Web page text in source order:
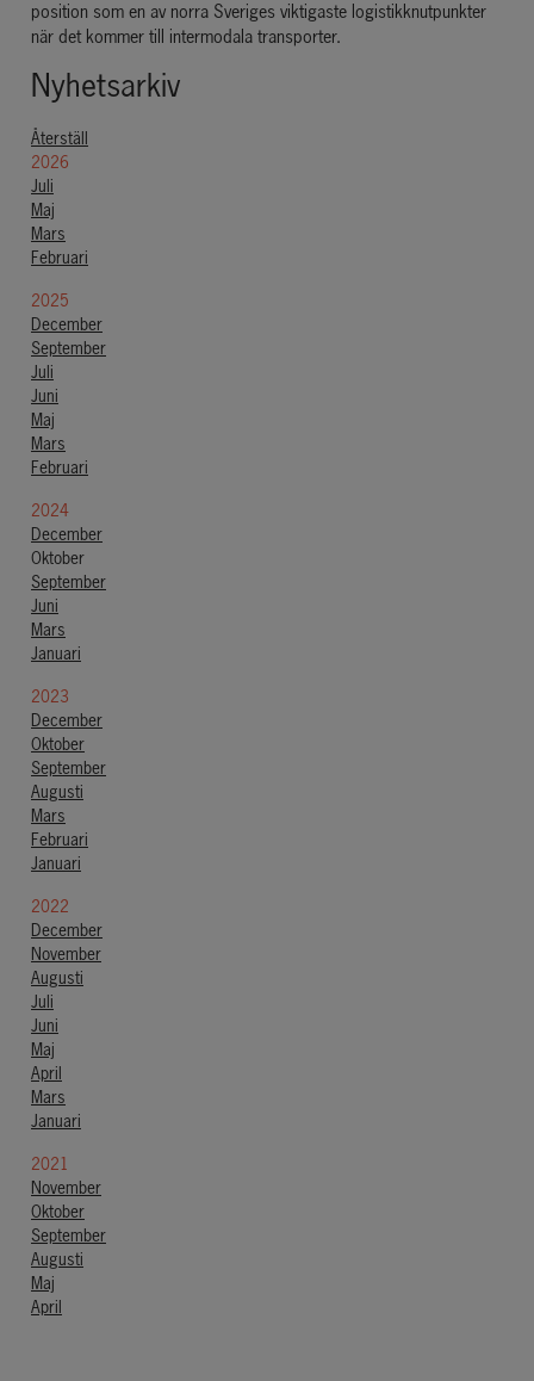
position som en av norra Sveriges viktigaste logistikknutpunkter
när det kommer till intermodala transporter.
Nyhetsarkiv
Återställ
2026
Juli
Maj
Mars
Februari
2025
December
September
Juli
Juni
Maj
Mars
Februari
2024
December
Oktober
September
Juni
Mars
Januari
2023
December
Oktober
September
Augusti
Mars
Februari
Januari
2022
December
November
Augusti
Juli
Juni
Maj
April
Mars
Januari
2021
November
Oktober
September
Augusti
Maj
April